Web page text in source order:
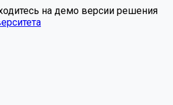
на демо версии решения